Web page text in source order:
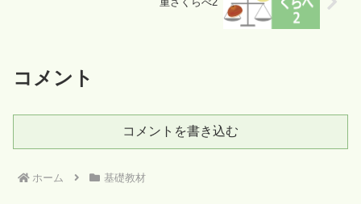
コメント
コメントを書き込む
ホーム 基礎教材